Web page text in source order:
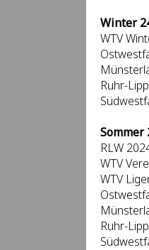
Winter
WTV
Ruhr-
Sommer
RLW
WTV
WTV
Ruhr-